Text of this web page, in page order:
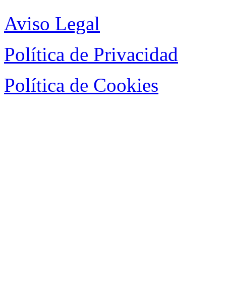
Aviso Legal
Política de Privacidad
Política de Cookies